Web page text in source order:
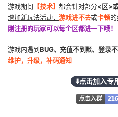
游戏期间 【技术】 都会针对部分<区>
增加新玩法活动， 游戏进不去或卡顿的
刚注册的玩家可以每个区都进一下哦！
游戏内遇到BUG、充值不到账、登录不
维护，升级，补码通知
⬇️点击加入专
点击入群